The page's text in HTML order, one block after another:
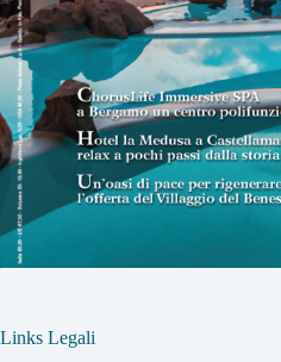
Links Legali